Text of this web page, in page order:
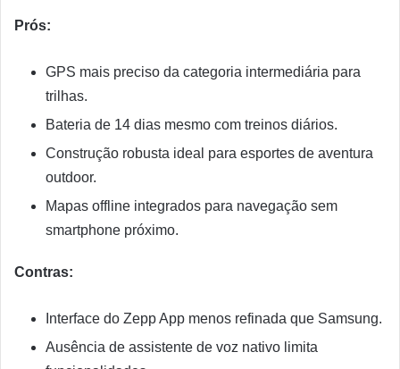
Prós:
GPS mais preciso da categoria intermediária para
trilhas.
Bateria de 14 dias mesmo com treinos diários.
Construção robusta ideal para esportes de aventura
outdoor.
Mapas offline integrados para navegação sem
smartphone próximo.
Contras:
Interface do Zepp App menos refinada que Samsung.
Ausência de assistente de voz nativo limita